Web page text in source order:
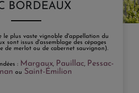
BORDEAUX
le plus vaste vignoble d'appellation du
sont issus d'assemblage des cépages
de merlot ou de cabernet sauvignon).
: Margaux, Pauillac, Pessac-
ou Saint-Émilion